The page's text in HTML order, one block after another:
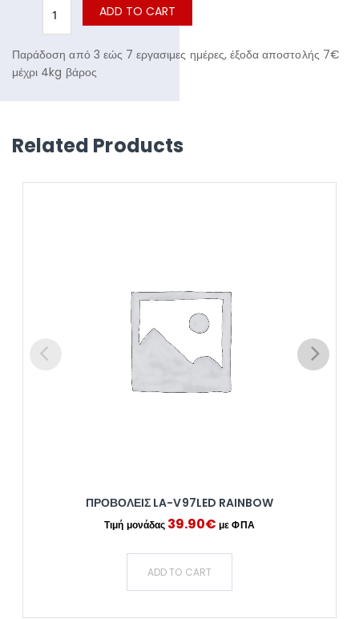
ADD TO CART
Παράδοση από 3 εώς 7 εργασιμες ημέρες, έξοδα αποστολής 7€
μέχρι 4kg βάρος
Related Products
ΠΡΟΒΟΛΕΙΣ LA-V97LED RAINBOW
39.90€
ADD TO CART